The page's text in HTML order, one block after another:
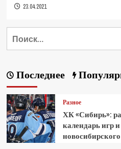
23.04.2021
Последнее
Разное
ХК «Сибирь»:
календарь игр